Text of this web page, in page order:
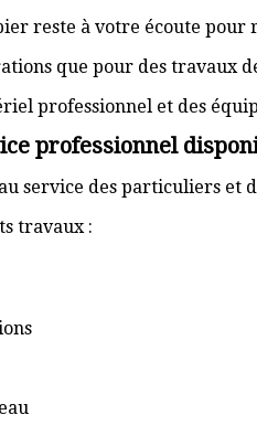
reste à votre écoute pour
que pour des travaux
professionnel et des
professionnel
service des particuliers et
travaux :